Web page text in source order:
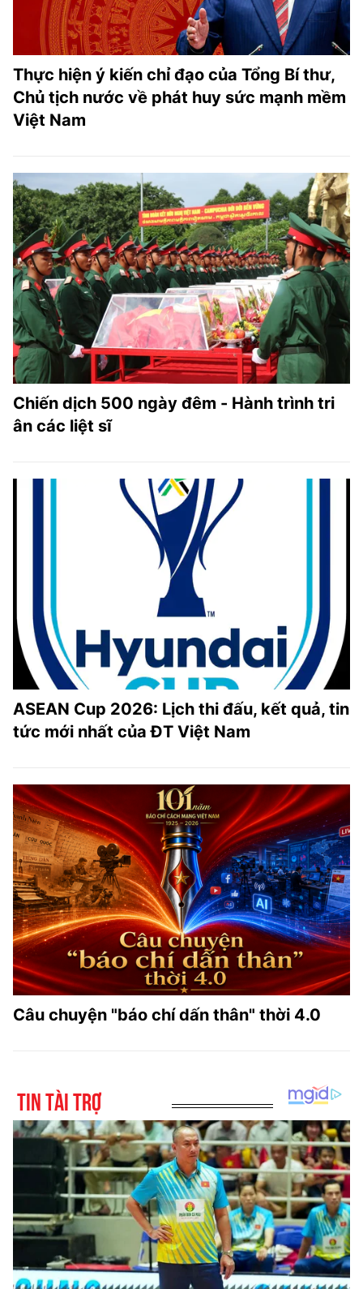
Thực hiện ý kiến chỉ đạo của Tổng Bí thư,
Chủ tịch nước về phát huy sức mạnh mềm
Việt Nam
Chiến dịch 500 ngày đêm - Hành trình tri
ân các liệt sĩ
ASEAN Cup 2026: Lịch thi đấu, kết quả, tin
tức mới nhất của ĐT Việt Nam
Câu chuyện "báo chí dấn thân" thời 4.0